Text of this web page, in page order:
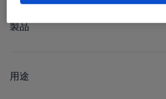
製品
レギュレート
用途